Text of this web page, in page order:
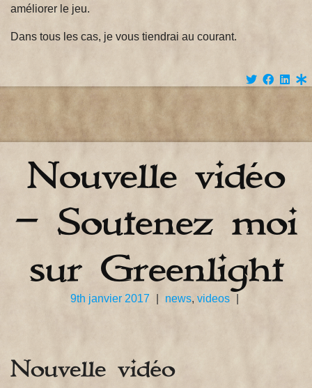
améliorer le jeu.
Dans tous les cas, je vous tiendrai au courant.
Nouvelle vidéo
– Soutenez moi
sur Greenlight
9th janvier 2017 news, videos
Nouvelle vidéo